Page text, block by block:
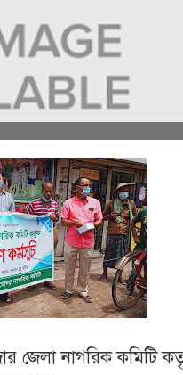
জেলা নাগরিক কমিটি